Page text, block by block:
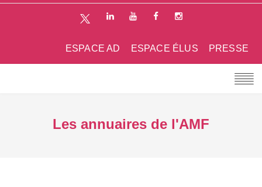
PRESSE
ESPACE ÉLUS
ESPACE AD
Les annuaires de l'AMF